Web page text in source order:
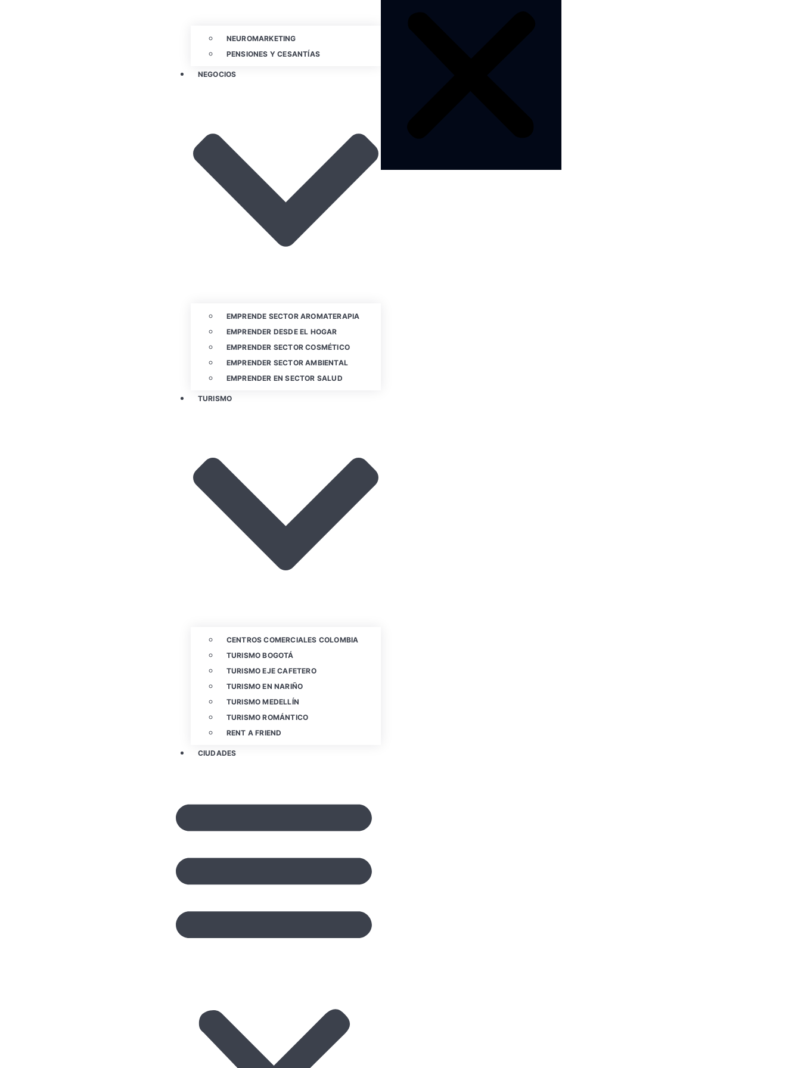
NEUROMARKETING
PENSIONES Y CESANTÍAS
NEGOCIOS
EMPRENDE SECTOR AROMATERAPIA
EMPRENDER DESDE EL HOGAR
EMPRENDER SECTOR COSMÉTICO
EMPRENDER SECTOR AMBIENTAL
EMPRENDER EN SECTOR SALUD
TURISMO
CENTROS COMERCIALES COLOMBIA
TURISMO BOGOTÁ
TURISMO EJE CAFETERO
TURISMO EN NARIÑO
TURISMO MEDELLÍN
TURISMO ROMÁNTICO
RENT A FRIEND
CIUDADES